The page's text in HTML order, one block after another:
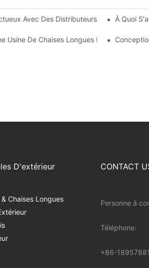
Avec Des Distributeurs De Parasols
À Quoi
Usine De Chaises Longues D'extérieur
D'extérieur
Chaises Longues
CONTACT
Personne à
Téléphone:
+86-